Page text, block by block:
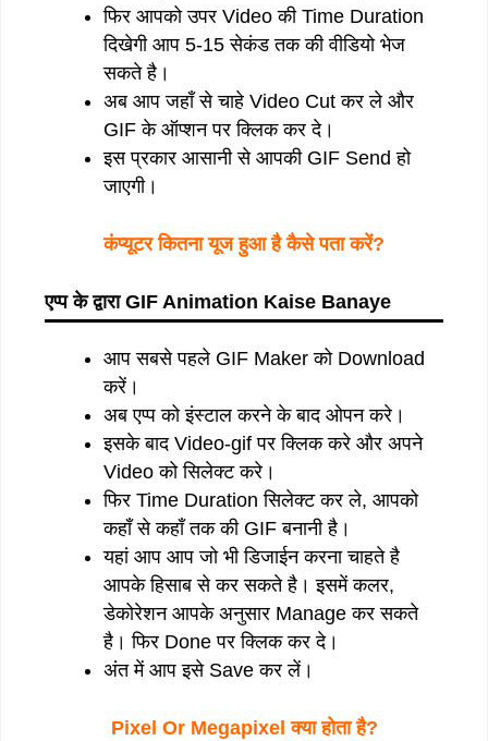
फिर आपको उपर Video की Time Duration
दिखेगी आप 5-15 सेकंड तक की वीडियो भेज
सकते है।
अब आप जहाँ से चाहे Video Cut कर ले और
GIF के ऑप्शन पर क्लिक कर दे।
इस प्रकार आसानी से आपकी GIF Send हो
जाएगी।
कंप्यूटर कितना यूज हुआ है कैसे पता करें?
एप्प के द्वारा GIF Animation Kaise Banaye
आप सबसे पहले GIF Maker को Download
करें।
अब एप्प को इंस्टाल करने के बाद ओपन करे।
इसके बाद Video-gif पर क्लिक करे और अपने
Video को सिलेक्ट करे।
फिर Time Duration सिलेक्ट कर ले, आपको
कहाँ से कहाँ तक की GIF बनानी है।
यहां आप आप जो भी डिजाईन करना चाहते है
आपके हिसाब से कर सकते है। इसमें कलर,
डेकोरेशन आपके अनुसार Manage कर सकते
है। फिर Done पर क्लिक कर दे।
अंत में आप इसे Save कर लें।
Pixel Or Megapixel क्या होता है?